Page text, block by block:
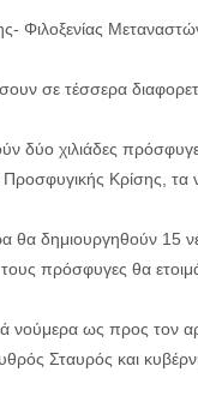
Φιλοξενίας
σε τέσσερα
δύο χιλιάδες
Προσφυγικής Κρίσης, τα
θα δημιουργηθούν 15
πρόσφυγες θα
νούμερα ως προς τον
Σταυρός και